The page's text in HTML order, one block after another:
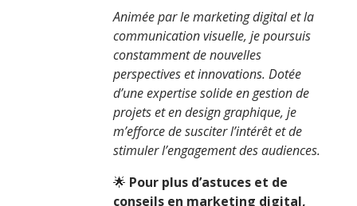
Animée par le marketing digital et la
communication visuelle, je poursuis
constamment de nouvelles
perspectives et innovations. Dotée
d’une expertise solide en gestion de
projets et en design graphique, je
m’efforce de susciter l’intérêt et de
stimuler l’engagement des audiences.
🌟 Pour plus d’astuces et de
conseils en marketing digital,